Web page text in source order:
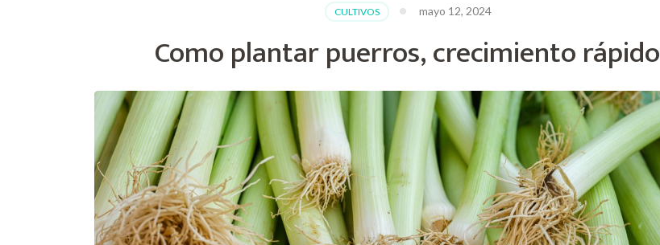
CULTIVOS mayo 12, 2024
Como plantar puerros, crecimiento rápido